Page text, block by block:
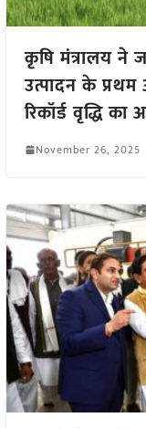
कृषि मंत्रालय ने
उत्पादन के
रिकॉर्ड वृद्धि का
November 26, 2025